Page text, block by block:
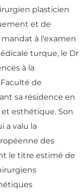
plasticien
et de
mandat à l'examen
turque, le Dr
à la
de
sa résidence en
esthétique. Son
a valu la
des
le titre estimé de